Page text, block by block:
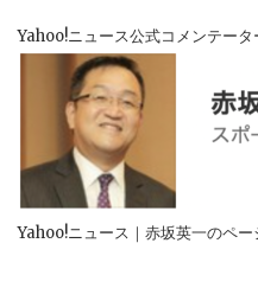
Yahoo!ニュース公式コメンテータ
Yahoo!ニュース｜赤坂英一のペ